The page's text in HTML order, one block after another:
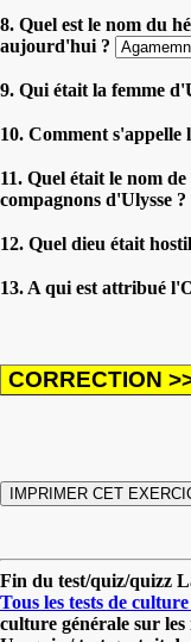
8. Quel est le nom du
aujourd'hui ?
9. Qui était la femme
10. Comment s'appelle
11. Quel était le nom
compagnons d'Ulysse ?
12. Quel dieu était
13. A qui est attribué
Fin du test/quiz/quizz
Tous les tests de
culture générale sur les